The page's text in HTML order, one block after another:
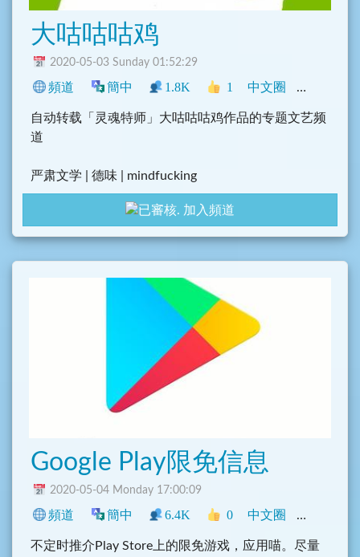
大咕咕咕鸡
2020-05-03 Sunday 01:52:29
頻道 簡中 1.8K 1 中文圈 閒聊
自动转载「灵魂特师」大咕咕咕鸡作品的专题文艺频
道
严肃文学 | 德味 | mindfucking
加入頻道
Google Play限免信息
2020-05-04 Monday 17:00:09
頻道 簡中 6.4K 0 中文圈 程式
不定时推介Play Store上的限免游戏，应用喵。尽量